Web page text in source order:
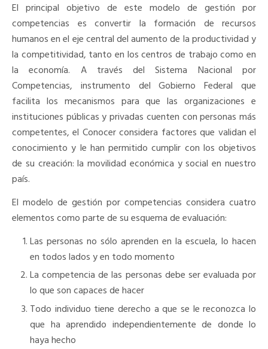
El principal objetivo de este modelo de gestión por
competencias es convertir la formación de recursos
humanos en el eje central del aumento de la productividad y
la competitividad, tanto en los centros de trabajo como en
la economía. A través del Sistema Nacional por
Competencias, instrumento del Gobierno Federal que
facilita los mecanismos para que las organizaciones e
instituciones públicas y privadas cuenten con personas más
competentes, el Conocer considera factores que validan el
conocimiento y le han permitido cumplir con los objetivos
de su creación: la movilidad económica y social en nuestro
país.
El modelo de gestión por competencias considera cuatro
elementos como parte de su esquema de evaluación:
Las personas no sólo aprenden en la escuela, lo hacen
en todos lados y en todo momento
La competencia de las personas debe ser evaluada por
lo que son capaces de hacer
Todo individuo tiene derecho a que se le reconozca lo
que ha aprendido independientemente de donde lo
haya hecho